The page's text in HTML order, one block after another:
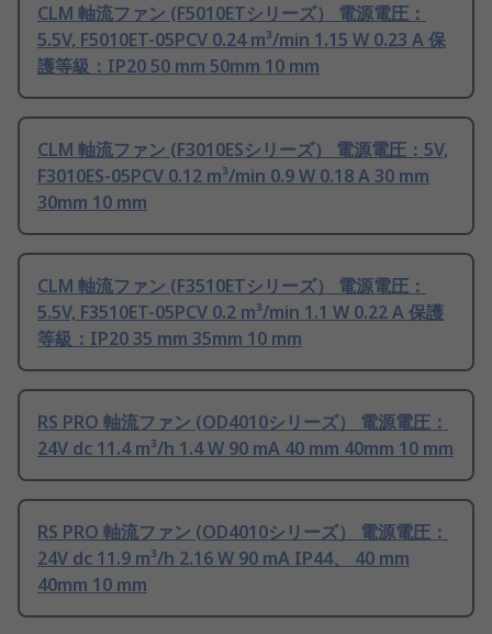
CLM 軸流ファン (F5010ETシリーズ） 電源電圧：
5.5V, F5010ET-05PCV 0.24 m³/min 1.15 W 0.23 A 保
護等級：IP20 50 mm 50mm 10 mm
CLM 軸流ファン (F3010ESシリーズ） 電源電圧：5V,
F3010ES-05PCV 0.12 m³/min 0.9 W 0.18 A 30 mm
30mm 10 mm
CLM 軸流ファン (F3510ETシリーズ） 電源電圧：
5.5V, F3510ET-05PCV 0.2 m³/min 1.1 W 0.22 A 保護
等級：IP20 35 mm 35mm 10 mm
RS PRO 軸流ファン (OD4010シリーズ） 電源電圧：
24V dc 11.4 m³/h 1.4 W 90 mA 40 mm 40mm 10 mm
RS PRO 軸流ファン (OD4010シリーズ） 電源電圧：
24V dc 11.9 m³/h 2.16 W 90 mA IP44、 40 mm
40mm 10 mm